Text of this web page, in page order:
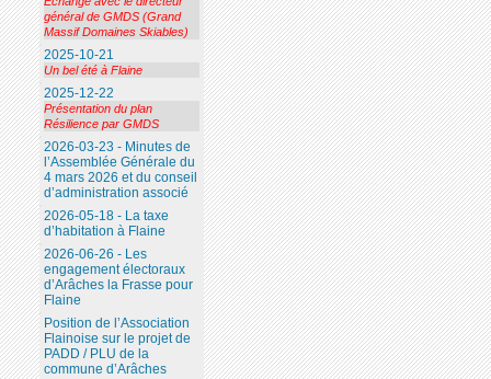
général de GMDS (Grand
Massif Domaines Skiables)
2025-10-21
Un bel été à Flaine
2025-12-22
Présentation du plan
Résilience par GMDS
2026-03-23 - Minutes de
l’Assemblée Générale du
4 mars 2026 et du conseil
d’administration associé
2026-05-18 - La taxe
d’habitation à Flaine
2026-06-26 - Les
engagement électoraux
d’Arâches la Frasse pour
Flaine
Position de l’Association
Flainoise sur le projet de
PADD / PLU de la
commune d’Arâches